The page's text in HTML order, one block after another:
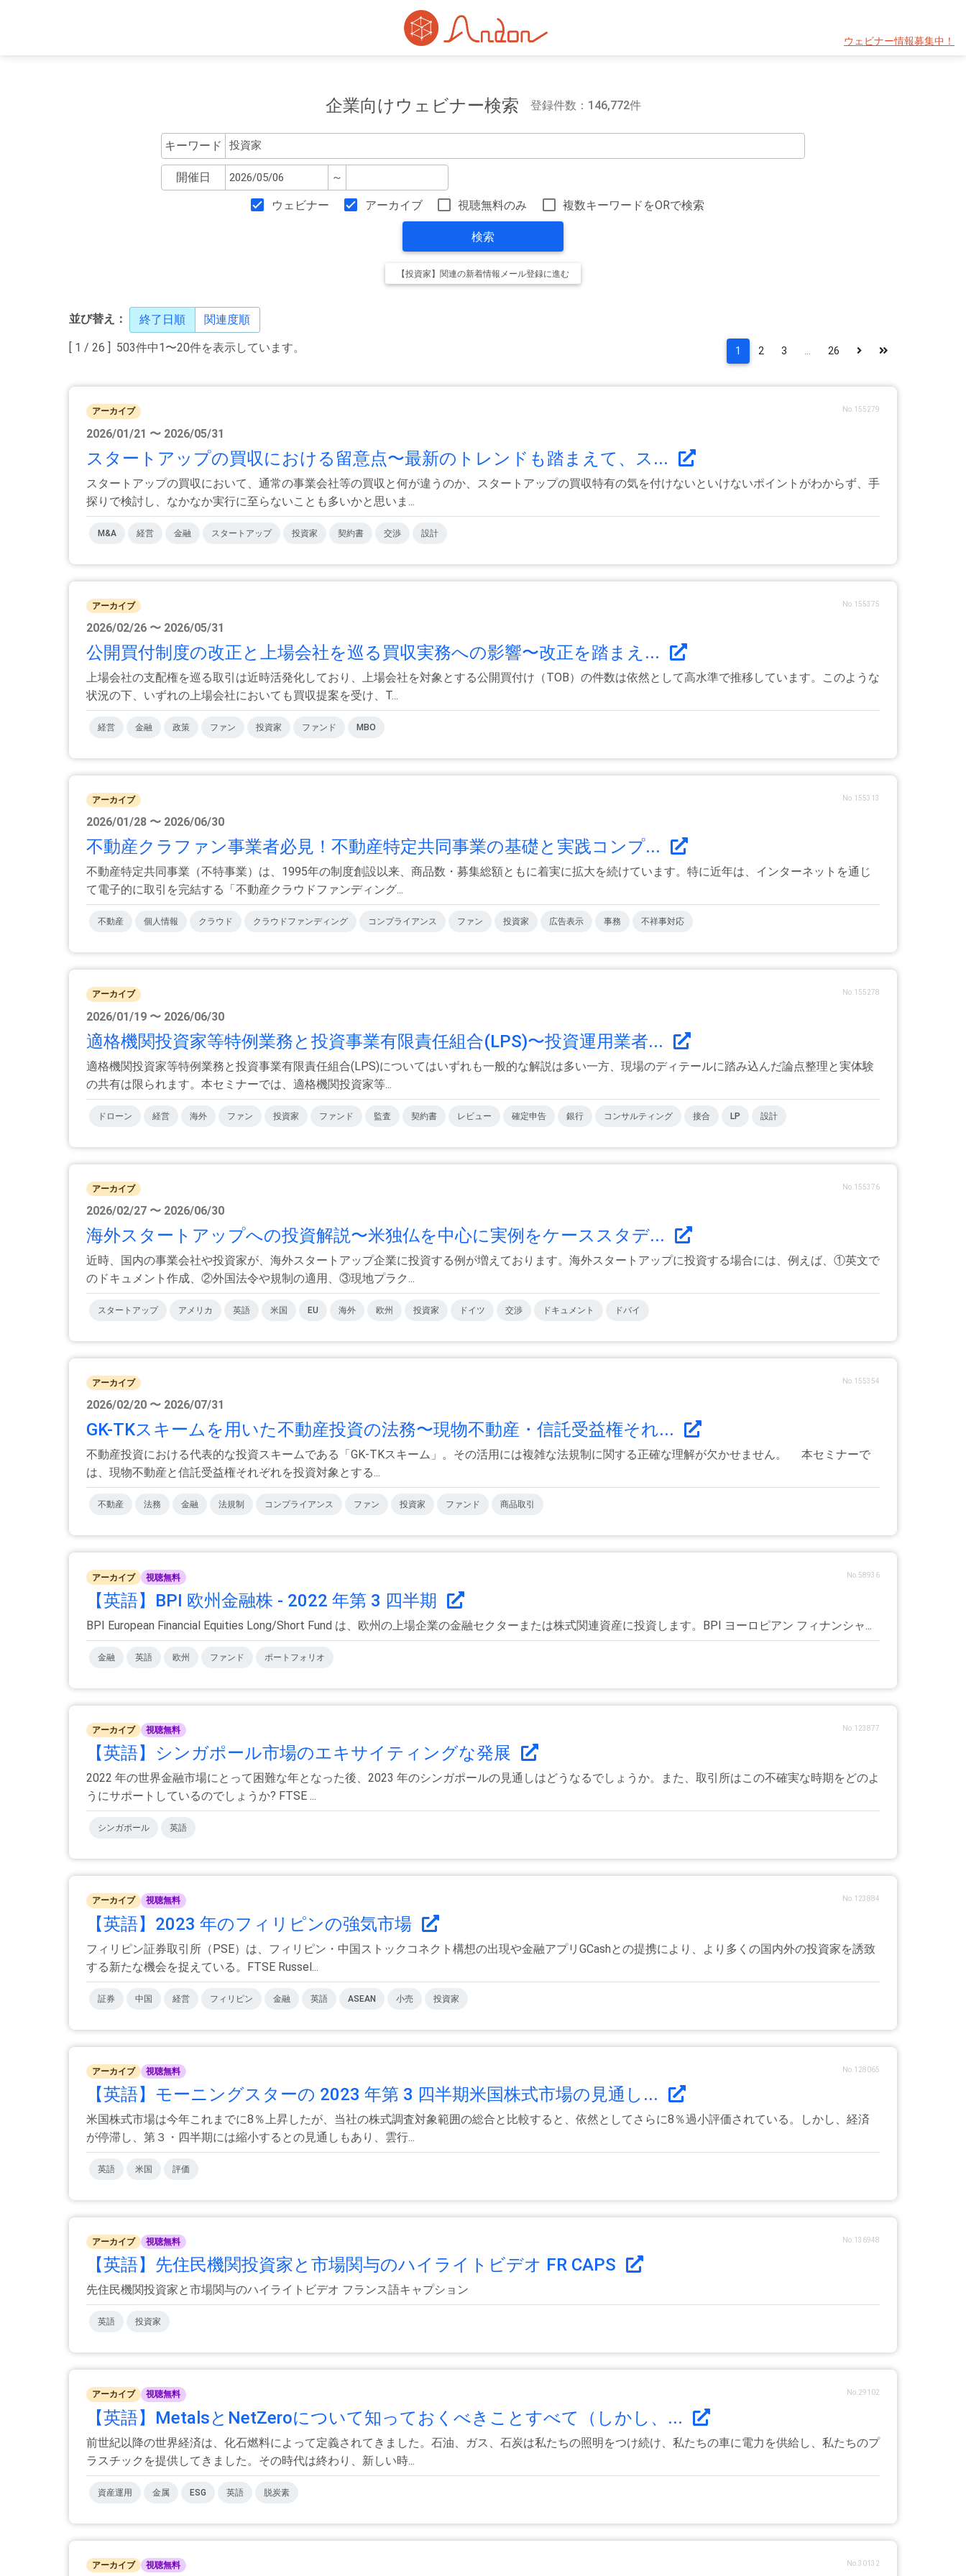
ウェビナー情報募集中！
企業向けウェビナー検索 登録件数：146,772件
キーワード
開催日 ～
ウェビナー アーカイブ 視聴無料のみ 複数キーワードをORで検索
検索
【投資家】関連の新着情報メール登録に進む
並び替え： 終了日順 関連度順
[ 1 / 26 ] 503件中1〜20件を表示しています。 1 2 3 ... 26
アーカイブ No.155279
2026/01/21 〜 2026/05/31
スタートアップの買収における留意点〜最新のトレンドも踏まえて、ス...
スタートアップの買収において、通常の事業会社等の買収と何が違うのか、スタートアップの買収特有の気を付けないといけないポイントがわからず、手
探りで検討し、なかなか実行に至らないことも多いかと思いま...
M&A 経営 金融 スタートアップ 投資家 契約書 交渉 設計
アーカイブ No.155375
2026/02/26 〜 2026/05/31
公開買付制度の改正と上場会社を巡る買収実務への影響〜改正を踏まえ...
上場会社の支配権を巡る取引は近時活発化しており、上場会社を対象とする公開買付け（TOB）の件数は依然として高水準で推移しています。このような
状況の下、いずれの上場会社においても買収提案を受け、T...
経営 金融 政策 ファン 投資家 ファンド MBO
アーカイブ No.155313
2026/01/28 〜 2026/06/30
不動産クラファン事業者必見！不動産特定共同事業の基礎と実践コンプ...
不動産特定共同事業（不特事業）は、1995年の制度創設以来、商品数・募集総額ともに着実に拡大を続けています。特に近年は、インターネットを通じ
て電子的に取引を完結する「不動産クラウドファンディング...
不動産 個人情報 クラウド クラウドファンディング コンプライアンス ファン 投資家 広告表示 事務 不祥事対応
アーカイブ No.155278
2026/01/19 〜 2026/06/30
適格機関投資家等特例業務と投資事業有限責任組合(LPS)〜投資運用業者...
適格機関投資家等特例業務と投資事業有限責任組合(LPS)についてはいずれも一般的な解説は多い一方、現場のディテールに踏み込んだ論点整理と実体験
の共有は限られます。本セミナーでは、適格機関投資家等...
ドローン 経営 海外 ファン 投資家 ファンド 監査 契約書 レビュー 確定申告 銀行 コンサルティング 接合 LP 設計
アーカイブ No.155376
2026/02/27 〜 2026/06/30
海外スタートアップへの投資解説〜米独仏を中心に実例をケーススタデ...
近時、国内の事業会社や投資家が、海外スタートアップ企業に投資する例が増えております。海外スタートアップに投資する場合には、例えば、①英文で
のドキュメント作成、②外国法令や規制の適用、③現地プラク...
スタートアップ アメリカ 英語 米国 EU 海外 欧州 投資家 ドイツ 交渉 ドキュメント ドバイ
アーカイブ No.155354
2026/02/20 〜 2026/07/31
GK-TKスキームを用いた不動産投資の法務〜現物不動産・信託受益権それ...
不動産投資における代表的な投資スキームである「GK-TKスキーム」。その活用には複雑な法規制に関する正確な理解が欠かせません。 本セミナーで
は、現物不動産と信託受益権それぞれを投資対象とする...
不動産 法務 金融 法規制 コンプライアンス ファン 投資家 ファンド 商品取引
アーカイブ 視聴無料 No.58936
【英語】BPI 欧州金融株 - 2022 年第 3 四半期
BPI European Financial Equities Long/Short Fund は、欧州の上場企業の金融セクターまたは株式関連資産に投資します。BPI ヨーロピアン フィナンシャ...
金融 英語 欧州 ファンド ポートフォリオ
アーカイブ 視聴無料 No.123877
【英語】シンガポール市場のエキサイティングな発展
2022 年の世界金融市場にとって困難な年となった後、2023 年のシンガポールの見通しはどうなるでしょうか。また、取引所はこの不確実な時期をどのよ
うにサポートしているのでしょうか? FTSE ...
シンガポール 英語
アーカイブ 視聴無料 No.123884
【英語】2023 年のフィリピンの強気市場
フィリピン証券取引所（PSE）は、フィリピン・中国ストックコネクト構想の出現や金融アプリGCashとの提携により、より多くの国内外の投資家を誘致
する新たな機会を捉えている。FTSE Russel...
証券 中国 経営 フィリピン 金融 英語 ASEAN 小売 投資家
アーカイブ 視聴無料 No.128065
【英語】モーニングスターの 2023 年第 3 四半期米国株式市場の見通し...
米国株式市場は今年これまでに8％上昇したが、当社の株式調査対象範囲の総合と比較すると、依然としてさらに8％過小評価されている。しかし、経済
が停滞し、第３・四半期には縮小するとの見通しもあり、雲行...
英語 米国 評価
アーカイブ 視聴無料 No.136948
【英語】先住民機関投資家と市場関与のハイライトビデオ FR CAPS
先住民機関投資家と市場関与のハイライトビデオ フランス語キャプション
英語 投資家
アーカイブ 視聴無料 No.29102
【英語】MetalsとNetZeroについて知っておくべきことすべて（しかし、...
前世紀以降の世界経済は、化石燃料によって定義されてきました。石油、ガス、石炭は私たちの照明をつけ続け、私たちの車に電力を供給し、私たちのプ
ラスチックを提供してきました。その時代は終わり、新しい時...
資産運用 金属 ESG 英語 脱炭素
アーカイブ 視聴無料 No.30132